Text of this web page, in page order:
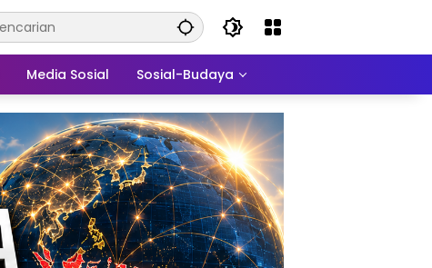
Media Sosial Sosial-Budaya